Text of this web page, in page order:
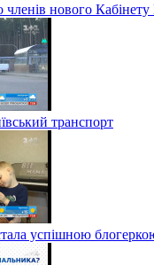
нового Кабінету
транспорт
успішною